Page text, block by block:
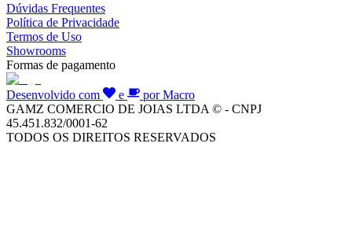
Dúvidas Frequentes
Política de Privacidade
Termos de Uso
Showrooms
Formas de pagamento
Desenvolvido com e
por Macro
GAMZ COMERCIO DE JOIAS LTDA © - CNPJ
45.451.832/0001-62
TODOS OS DIREITOS RESERVADOS